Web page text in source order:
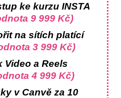
ke kurzu INSTA
9 999 Kč)
na sítích platící
3 999 Kč)
a Reels
4 999 Kč)
v Canvě za 10